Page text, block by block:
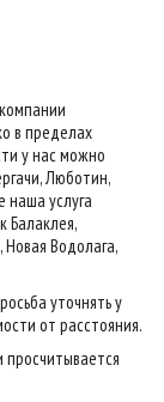
в пределах
у нас можно
Люботин,
наша услуга
Балаклея,
Водолага,
уточнять у
от расстояния.
просчитывается